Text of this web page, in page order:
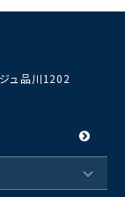
ュ品川1202